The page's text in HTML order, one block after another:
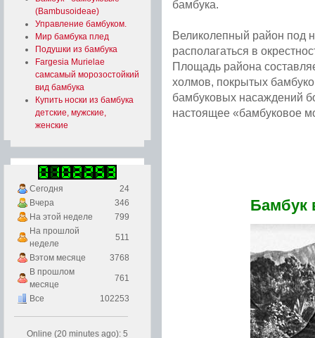
(Bambusoideae)
Управление бамбуком.
Мир бамбука плед
Подушки из бамбука
Fargesia Murielae
самсамый морозостойкий
вид бамбука
Купить носки из бамбука
детские, мужские,
женские
Сегодня
24
Вчера
346
На этой неделе
799
На прошлой
неделе
511
Вэтом месяце
3768
В прошлом
месяце
761
Все 102253
Online (20 minutes ago): 5
бамбука.
Великолепный район под
располагаться в
Площадь района
холмов, покрытых
бамбуковых насаждений
настоящее «бамбуковое
Бамбук